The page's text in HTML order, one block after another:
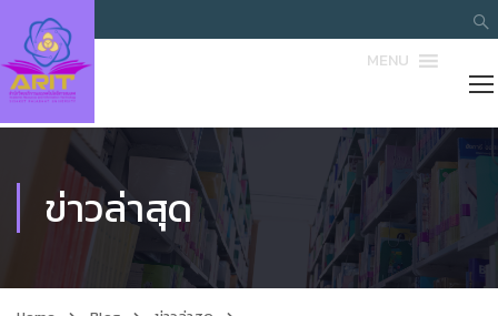
MENU
ข่าวล่าสุด